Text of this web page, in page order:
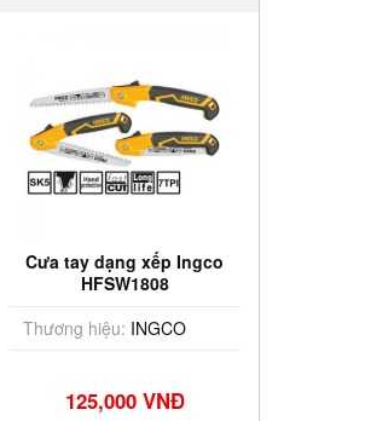
Cưa tay dạng xếp Ingco
HFSW1808
Thương hiệu: INGCO
125,000 VNĐ